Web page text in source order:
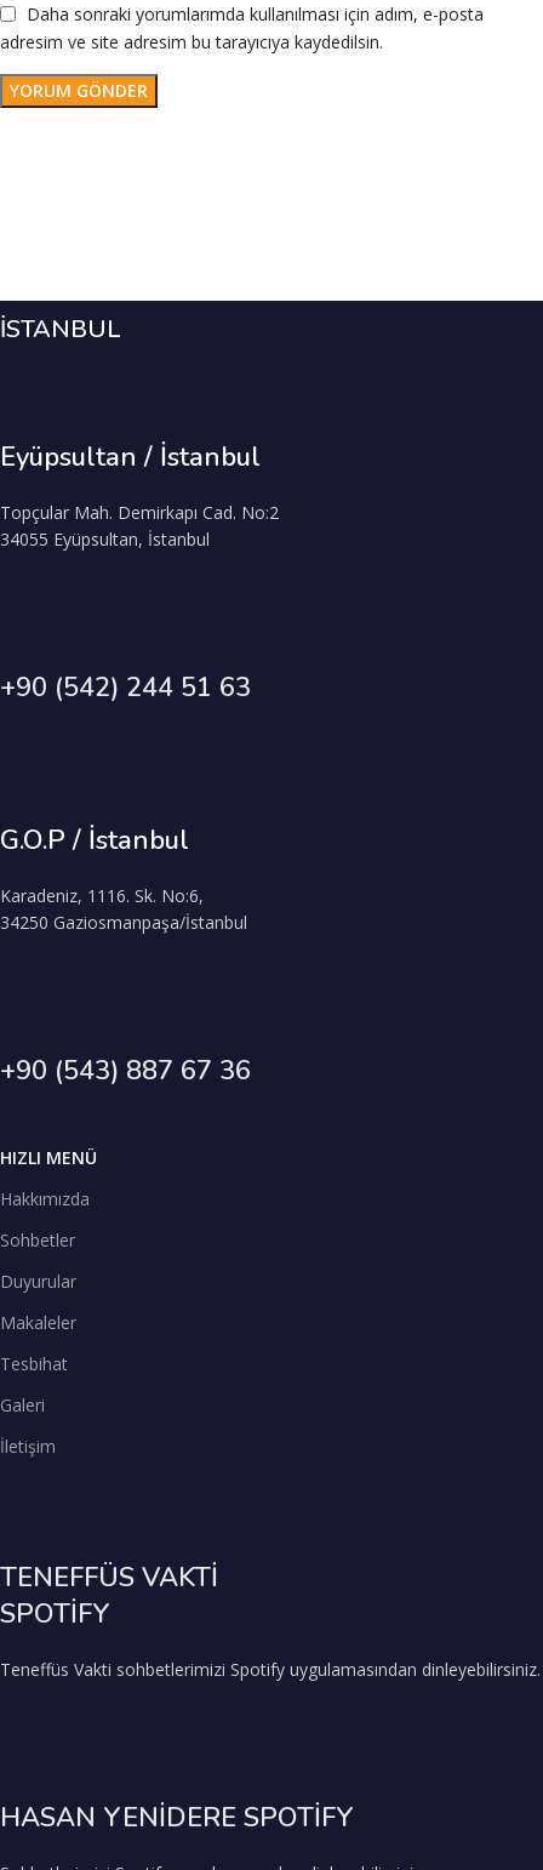
Daha sonraki yorumlarımda kullanılması için adım, e-posta
adresim ve site adresim bu tarayıcıya kaydedilsin.
İSTANBUL
Eyüpsultan / İstanbul
Topçular Mah. Demirkapı Cad. No:2
34055 Eyüpsultan, İstanbul
+90 (542) 244 51 63
G.O.P / İstanbul
Karadeniz, 1116. Sk. No:6,
34250 Gaziosmanpaşa/İstanbul
+90 (543) 887 67 36
HIZLI MENÜ
Hakkımızda
Sohbetler
Duyurular
Makaleler
Tesbihat
Galeri
İletişim
TENEFFÜS VAKTİ
SPOTİFY
Teneffüs Vakti sohbetlerimizi Spotify uygulamasından dinleyebilirsiniz.
HASAN YENİDERE SPOTİFY